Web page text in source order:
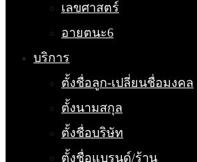
เลขศาสตร์
อายตนะ6
บริการ
ตั้งชื่อลูก-เปลี่ยนชื่อมงคล
ตั้งนามสกุล
ตั้งชื่อบริษัท
ตั้งชื่อแบรนด์/ร้าน